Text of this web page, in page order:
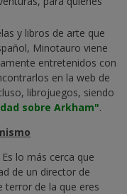
y libros de arte que
Minotauro viene
entretenidos con
en la web de
librojuegos, siendo
sobre Arkham".
Es lo más cerca que
de un director de
terror de la que eres